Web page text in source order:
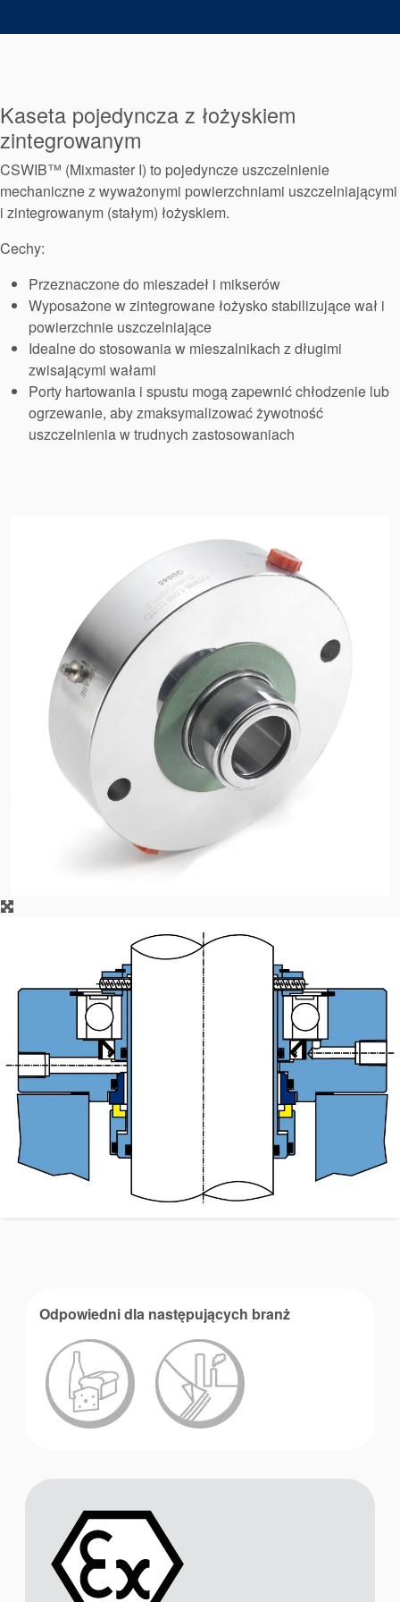
dławicowe
wspomagające
uszczelnienia
Certyfikaty i standardy
Kontakt
Lokalizacje
Artykuły
Zrównoważonego Rozwoju
Akademia
przewodniki branżowe
broszury produktów
Kaseta pojedyncza z łożyskiem
zintegrowanym
CSWIB™ (Mixmaster I) to pojedyncze uszczelnienie
mechaniczne z wyważonymi powierzchniami uszczelniającymi
i zintegrowanym (stałym) łożyskiem.
Cechy:
Przeznaczone do mieszadeł i mikserów
Wyposażone w zintegrowane łożysko stabilizujące wał i
powierzchnie uszczelniające
Idealne do stosowania w mieszalnikach z długimi
zwisającymi wałami
Porty hartowania i spustu mogą zapewnić chłodzenie lub
ogrzewanie, aby zmaksymalizować żywotność
uszczelnienia w trudnych zastosowaniach
Odpowiedni dla następujących branż